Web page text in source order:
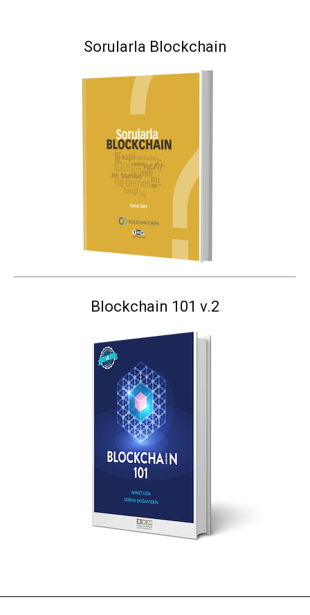
Sorularla Blockchain
Blockchain 101 v.2